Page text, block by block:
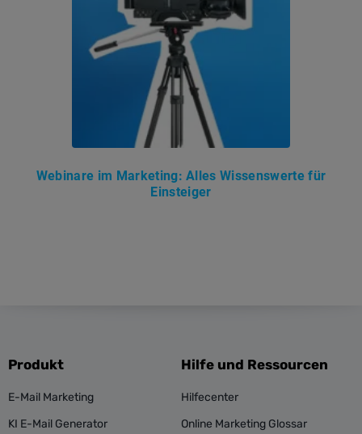
Webinare im Marketing: Alles Wissenswerte für
Einsteiger
Produkt
E-Mail Marketing
KI E-Mail Generator
Hilfe und Ressourcen
Hilfecenter
Online Marketing Glossar